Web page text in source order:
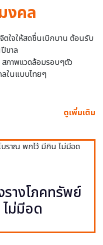
งคล
ใจให้สดชื่นเบิกบาน ต้อนรับ
ขาล
ภาพแวดล้อมรอบๆตัว
ในแบบไทยๆ
ดูเพิ่มเติม
างโภคทรัพย์
ม่มีอด